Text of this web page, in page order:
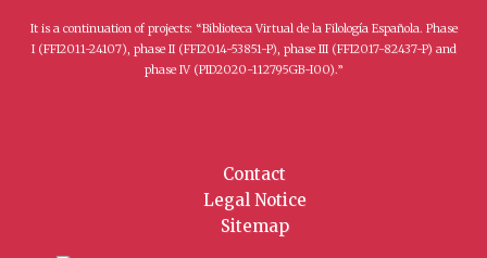
It is a continuation of projects: “Biblioteca Virtual de la Filología Española. Phase
I (FFI2011-24107), phase II (FFI2014-53851-P), phase III (FFI2017-82437-P) and
phase IV (PID2020-112795GB-I00).”
Contact
Legal Notice
Sitemap